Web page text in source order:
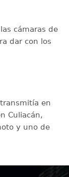
cámaras de
dar con los
en
Culiacán,
y uno de